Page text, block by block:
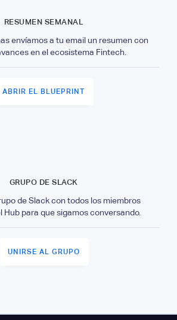
RESUMEN SEMANAL
envíamos a tu email un resumen con
en el ecosistema Fintech.
ABRIR EL BLUEPRINT
GRUPO DE SLACK
de Slack con todos los miembros
Hub para que sigamos conversando.
UNIRSE AL GRUPO